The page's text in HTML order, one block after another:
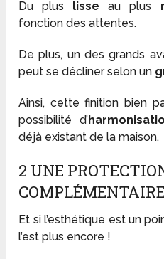
Du plus lisseau plus
fonction des attentes.
De plus, un des grands
peut se décliner selon un
Ainsi, cette finition bien
possibilité d’
déjà existant de la maison.
2 UNE
COMPLÉMENTAIRE
Et si l’esthétique est un
l’est plus encore !